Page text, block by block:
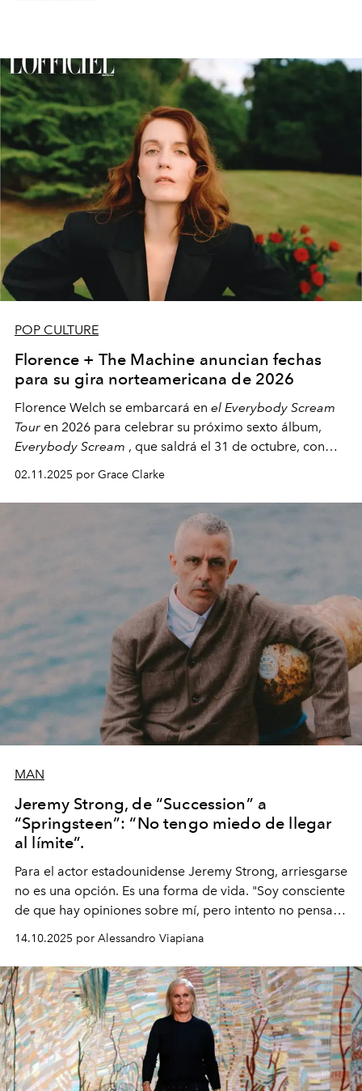
POP CULTURE
Florence + The Machine anuncian fechas
para su gira norteamericana de 2026
Florence Welch se embarcará en el Everybody Scream
Tour en 2026 para celebrar su próximo sexto álbum,
Everybody Scream , que saldrá el 31 de octubre, con
fechas en Norteamérica a partir de abril del próximo
02.11.2025 por Grace Clarke
MAN
Jeremy Strong, de “Succession” a
“Springsteen”: “No tengo miedo de llegar
al límite”.
Para el actor estadounidense Jeremy Strong, arriesgarse
no es una opción. Es una forma de vida. "Soy consciente
de que hay opiniones sobre mí, pero intento no pensar
demasiado en cómo me perciben. Creo que es una
pérdida de tiempo", afirma.
14.10.2025 por Alessandro Viapiana